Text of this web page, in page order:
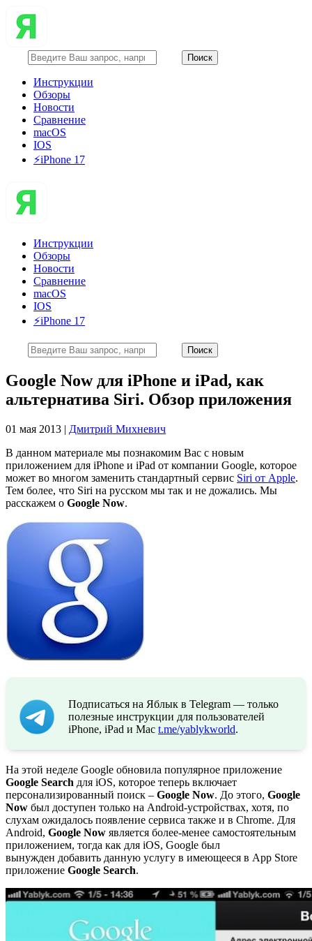
Инструкции
Обзоры
Новости
Сравнение
macOS
IOS
⚡️iPhone 17
Инструкции
Обзоры
Новости
Сравнение
macOS
IOS
⚡️iPhone 17
Google Now для iPhone и iPad, как
альтернатива Siri. Обзор приложения
01 мая 2013 | Дмитрий Михневич
В данном материале мы познакомим Вас с новым
приложением для iPhone и iPad от компании Google, которое
может во многом заменить стандартный сервис Siri от Apple.
Тем более, что Siri на русском мы так и не дожались. Мы
расскажем о Google Now.
Подписаться на Яблык в Telegram — только
полезные инструкции для пользователей
iPhone, iPad и Mac t.me/yablykworld.
На этой неделе Google обновила популярное приложение
Google Search для iOS, которое теперь включает
персонализированный поиск – Google Now. До этого, Google
Now был доступен только на Android-устройствах, хотя, по
слухам ожидалось появление сервиса также и в Chrome. Для
Android, Google Now является более-менее самостоятельным
приложением, тогда как для iOS, Google был
вынужден добавить данную услугу в имеющееся в App Store
приложение Google Search.